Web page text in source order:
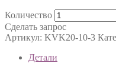
Количество
Сделать запрос
Артикул: KVK20-10-3
Детали